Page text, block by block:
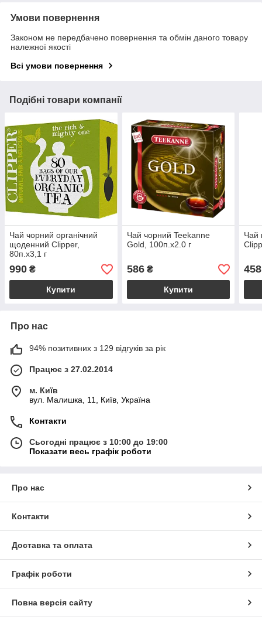
Умови повернення
Законом не передбачено повернення та обмін даного товару
належної якості
Всі умови повернення
Подібні товари компанії
Чай чорний органічний
щоденний Clipper,
80п.х3,1 г
990 ₴
Купити
Чай чорний Teekanne
Gold, 100п.х2.0 г
586₴
Купити
Чай
458
Про нас
94% позитивних з 129 відгуків за рік
Працює з 27.02.2014
м. Київ
вул. Малишка, 11, Київ, Україна
Контакти
Сьогодні працює з 10:00 до 19:00
Показати весь графік роботи
Про нас
Контакти
Доставка та оплата
Графік роботи
Повна версія сайту